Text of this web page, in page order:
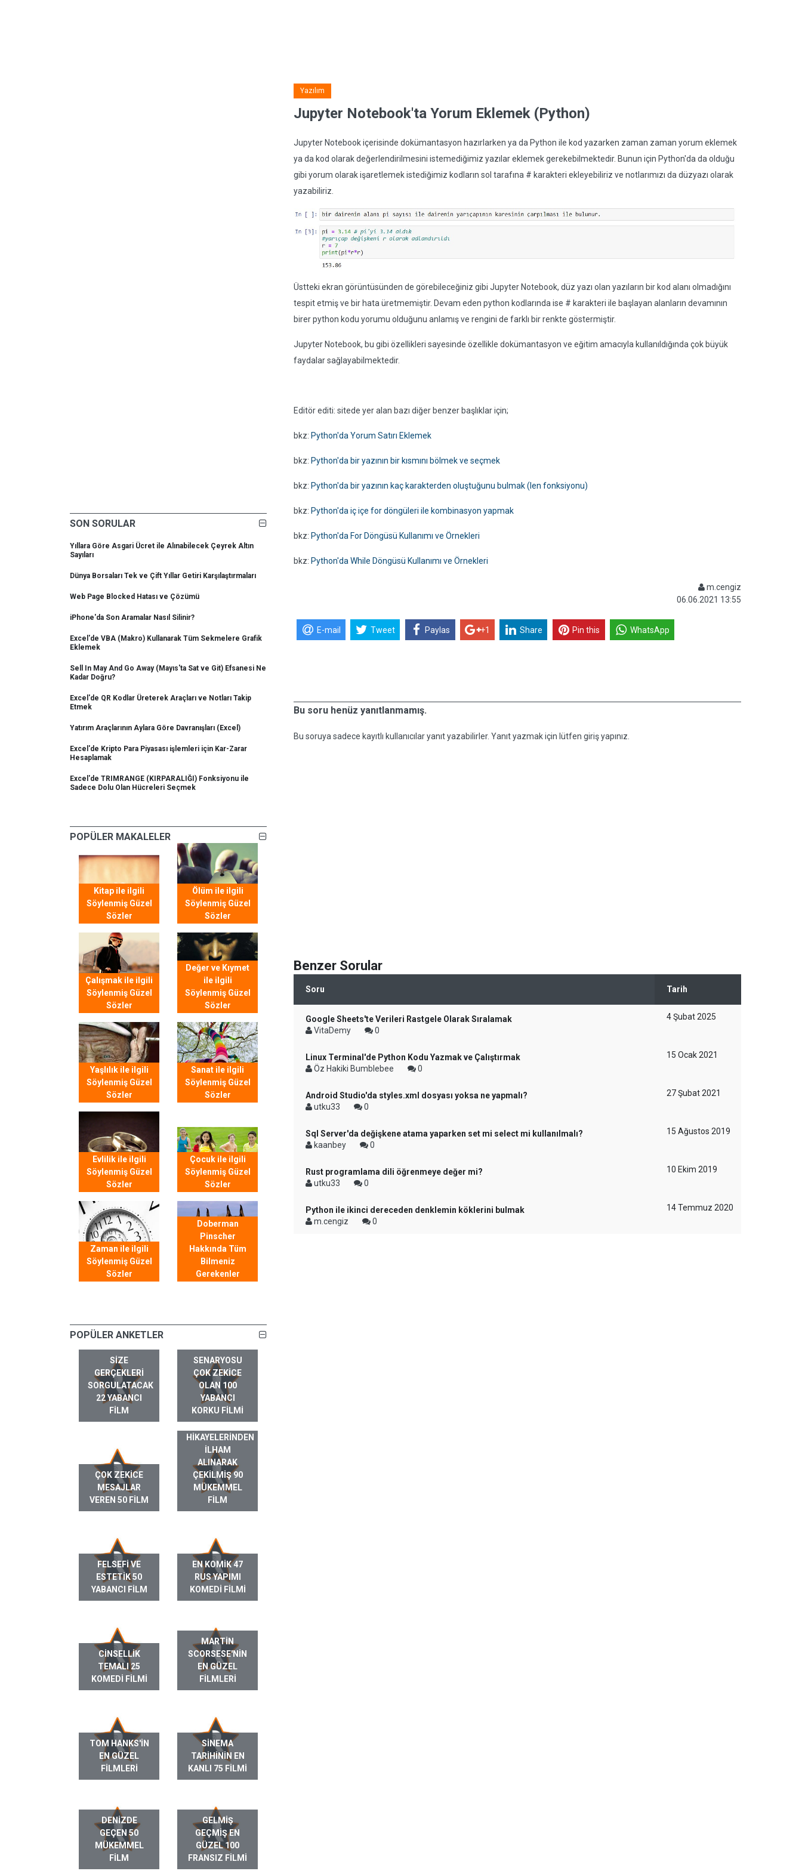
SON SORULAR
Yıllara Göre Asgari Ücret ile Alınabilecek Çeyrek Altın
Sayıları
Dünya Borsaları Tek ve Çift Yıllar Getiri Karşılaştırmaları
Web Page Blocked Hatası ve Çözümü
iPhone'da Son Aramalar Nasıl Silinir?
Excel'de VBA (Makro) Kullanarak Tüm Sekmelere Grafik
Eklemek
Sell In May And Go Away (Mayıs'ta Sat ve Git) Efsanesi Ne
Kadar Doğru?
Excel'de QR Kodlar Üreterek Araçları ve Notları Takip
Etmek
Yatırım Araçlarının Aylara Göre Davranışları (Excel)
Excel'de Kripto Para Piyasası işlemleri için Kar-Zarar
Hesaplamak
Excel'de TRIMRANGE (KIRPARALIĞI) Fonksiyonu ile
Sadece Dolu Olan Hücreleri Seçmek
POPÜLER MAKALELER
Kitap ile ilgili
Söylenmiş Güzel
Sözler
Ölüm ile ilgili
Söylenmiş Güzel
Sözler
Çalışmak ile ilgili
Söylenmiş Güzel
Sözler
Değer ve Kıymet
ile ilgili
Söylenmiş Güzel
Sözler
Yaşlılık ile ilgili
Söylenmiş Güzel
Sözler
Sanat ile ilgili
Söylenmiş Güzel
Sözler
Evlilik ile ilgili
Söylenmiş Güzel
Sözler
Çocuk ile ilgili
Söylenmiş Güzel
Sözler
Zaman ile ilgili
Söylenmiş Güzel
Sözler
Doberman
Pinscher
Hakkında Tüm
Bilmeniz
Gerekenler
POPÜLER ANKETLER
SIZE
GERÇEKLERI
SORGULATACAK
22 YABANCI
FILM
SENARYOSU
ÇOK ZEKICE
OLAN 100
YABANCI
KORKU FILMI
ÇOK ZEKICE
MESAJLAR
VEREN 50 FILM
GERÇEK HAYAT
HIKAYELERINDEN
ILHAM
ALINARAK
ÇEKILMIŞ 90
MÜKEMMEL
FILM
FELSEFI VE
ESTETIK 50
YABANCI FILM
EN KOMIK 47
RUS YAPIMI
KOMEDI FILMI
CINSELLIK
TEMALI 25
KOMEDI FILMI
MARTIN
SCORSESE'NIN
EN GÜZEL
FILMLERI
TOM HANKS'IN
EN GÜZEL
FILMLERI
SINEMA
TARIHININ EN
KANLI 75 FILMI
DENIZDE
GEÇEN 50
MÜKEMMEL
FILM
GELMIŞ
GEÇMIŞ EN
GÜZEL 100
FRANSIZ FILMI
Yazılım
Jupyter Notebook'ta Yorum Eklemek (Python)
Jupyter Notebook içerisinde dokümantasyon hazırlarken ya da Python ile kod yazarken zaman zaman yorum eklemek
ya da kod olarak değerlendirilmesini istemediğimiz yazılar eklemek gerekebilmektedir. Bunun için Python'da da olduğu
gibi yorum olarak işaretlemek istediğimiz kodların sol tarafına # karakteri ekleyebiliriz ve notlarımızı da düzyazı olarak
yazabiliriz.
Üstteki ekran görüntüsünden de görebileceğiniz gibi Jupyter Notebook, düz yazı olan yazıların bir kod alanı olmadığını
tespit etmiş ve bir hata üretmemiştir. Devam eden python kodlarında ise # karakteri ile başlayan alanların devamının
birer python kodu yorumu olduğunu anlamış ve rengini de farklı bir renkte göstermiştir.
Jupyter Notebook, bu gibi özellikleri sayesinde özellikle dokümantasyon ve eğitim amacıyla kullanıldığında çok büyük
faydalar sağlayabilmektedir.
Editör editi: sitede yer alan bazı diğer benzer başlıklar için;
bkz: Python'da Yorum Satırı Eklemek
bkz: Python'da bir yazının bir kısmını bölmek ve seçmek
bkz: Python'da bir yazının kaç karakterden oluştuğunu bulmak (len fonksiyonu)
bkz: Python'da iç içe for döngüleri ile kombinasyon yapmak
bkz: Python'da For Döngüsü Kullanımı ve Örnekleri
bkz: Python'da While Döngüsü Kullanımı ve Örnekleri
m.cengiz
06.06.2021 13:55
E-mail Tweet Paylas +1 Share Pin this WhatsApp
Bu soru henüz yanıtlanmamış.
Bu soruya sadece kayıtlı kullanıcılar yanıt yazabilirler. Yanıt yazmak için lütfen giriş yapınız.
Benzer Sorular
Soru Tarih
Google Sheets'te Verileri Rastgele Olarak Sıralamak
VitaDemy
0
4 Şubat 2025
Linux Terminal'de Python Kodu Yazmak ve Çalıştırmak
Öz Hakiki Bumblebee
0
15 Ocak 2021
Android Studio'da styles.xml dosyası yoksa ne yapmalı?
utku33
0
27 Şubat 2021
Sql Server'da değişkene atama yaparken set mi select mi kullanılmalı?
kaanbey
0
15 Ağustos 2019
Rust programlama dili öğrenmeye değer mi?
utku33
0
10 Ekim 2019
Python ile ikinci dereceden denklemin köklerini bulmak
m.cengiz
0
14 Temmuz 2020